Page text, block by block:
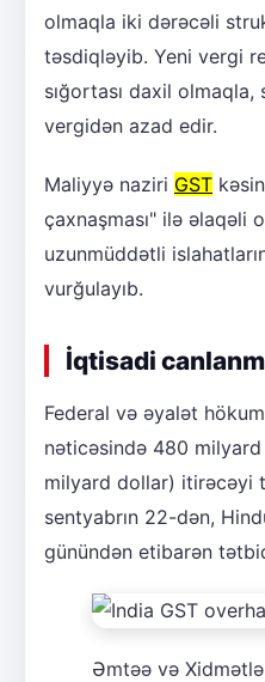
olmaqla iki dərəcəli
təsdiqləyib. Yeni vergi
sığortası daxil olmaqla,
vergidən azad edir.
Maliyyə naziri GST
çaxnaşması" ilə əlaqəli
uzunmüddətli
vurğulayıb.
İqtisadi
Federal və əyalət
nəticəsində 480 milyard
milyard dollar) itirəcəyi
sentyabrın 22-dən,
günündən etibarən
Əmtəə və